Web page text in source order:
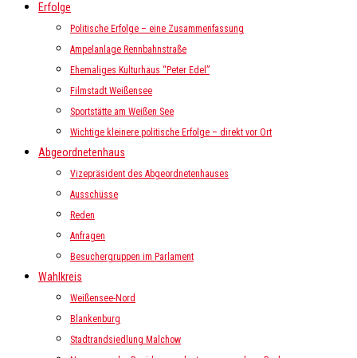
Erfolge
Politische Erfolge – eine Zusammenfassung
Ampelanlage Rennbahnstraße
Ehemaliges Kulturhaus “Peter Edel”
Filmstadt Weißensee
Sportstätte am Weißen See
Wichtige kleinere politische Erfolge – direkt vor Ort
Abgeordnetenhaus
Vizepräsident des Abgeordnetenhauses
Ausschüsse
Reden
Anfragen
Besuchergruppen im Parlament
Wahlkreis
Weißensee-Nord
Blankenburg
Stadtrandsiedlung Malchow